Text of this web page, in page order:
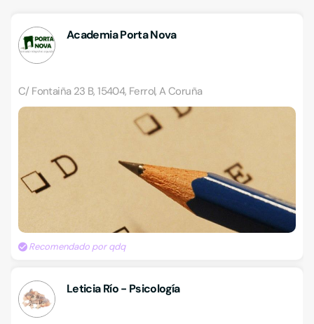
Academia Porta Nova
C/ Fontaiña 23 B, 15404, Ferrol, A Coruña
Recomendado por qdq
Leticia Río - Psicología